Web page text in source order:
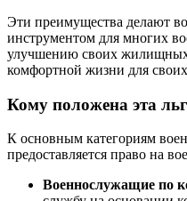
Эти преимущества делают
инструментом для многих
улучшению своих
комфортной жизни для
Кому положена эта
К основным категориям
предоставляется право на
Военнослужащие по